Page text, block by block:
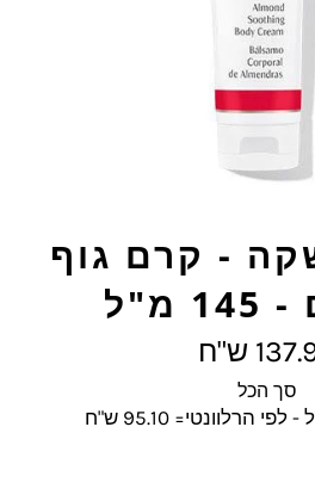
- קרם גוף
ש"ח
סך הכל